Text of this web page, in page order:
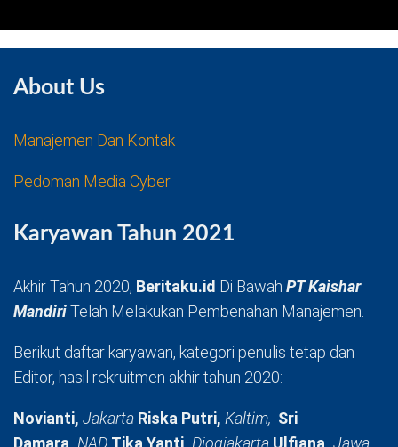
About Us
Manajemen Dan Kontak
Pedoman Media Cyber
Karyawan Tahun 2021
Akhir Tahun 2020, Beritaku.id Di Bawah PT Kaishar
MandiriTelah Melakukan Pembenahan Manajemen.
Berikut daftar karyawan, kategori penulis tetap dan
Editor, hasil rekruitmen akhir tahun 2020:
Novianti, Jakarta Riska Putri, Kaltim, Sri
Damara, NAD Tika Yanti, Djogjakarta Ulfiana, Jawa